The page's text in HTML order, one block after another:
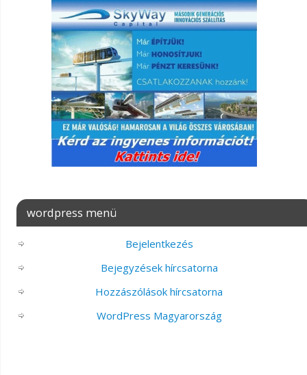
wordpress menü
Bejelentkezés
Bejegyzések hírcsatorna
Hozzászólások hírcsatorna
WordPress Magyarország